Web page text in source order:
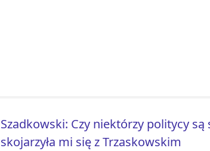
Szadkowski: Czy niektórzy politycy
skojarzyła mi się z Trzaskowskim